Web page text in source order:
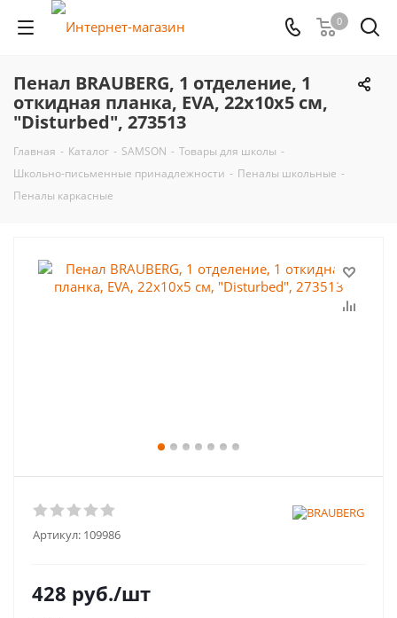
0
Пенал BRAUBERG, 1 отделение, 1
откидная планка, EVA, 22х10х5 см,
"Disturbed", 273513
Главная - Каталог - SAMSON - Товары для школы -
Школьно-письменные принадлежности - Пеналы школьные -
Пеналы каркасные
Артикул: 109986
428 руб./шт